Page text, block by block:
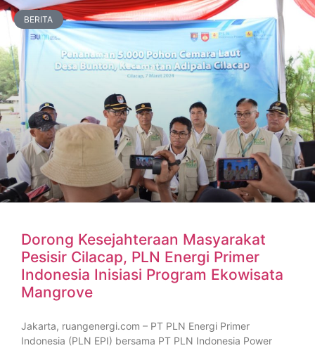
BERITA
Dorong Kesejahteraan Masyarakat
Pesisir Cilacap, PLN Energi Primer
Indonesia Inisiasi Program Ekowisata
Mangrove
Jakarta, ruangenergi.com – PT PLN Energi Primer
Indonesia (PLN EPI) bersama PT PLN Indonesia Power